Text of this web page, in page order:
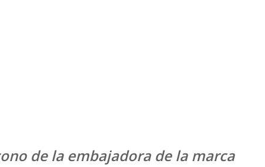
de la embajadora de la marca